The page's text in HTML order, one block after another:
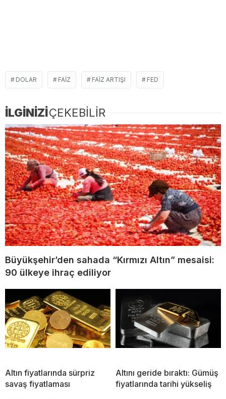
DOLAR FAIZ FAIZ ARTIŞI FED
İLGİNİZİÇEKEBİLİR
Büyükşehir’den sahada “Kırmızı Altın” mesaisi:
90 ülkeye ihraç ediliyor
Altın fiyatlarında sürpriz
savaş fiyatlaması
Altını geride bıraktı: Gümüş
fiyatlarında tarihi yükseliş